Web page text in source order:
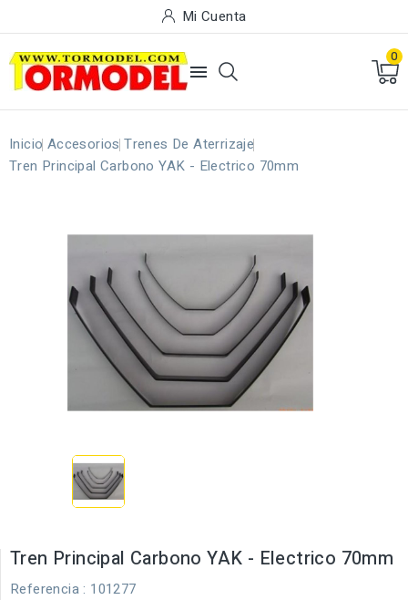
Mi Cuenta

0
Inicio Accesorios Trenes De Aterrizaje
Tren Principal Carbono YAK - Electrico 70mm
Tren Principal Carbono YAK - Electrico 70mm
Referencia : 101277